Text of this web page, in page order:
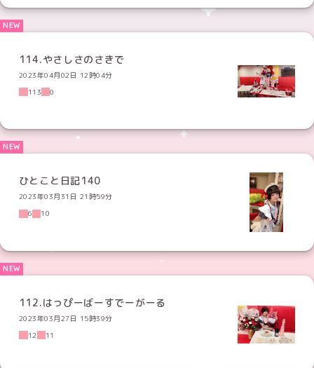
114.やさしさのさきで
2023年04月02日 12時04分
113
0
ひとこと日記140
2023年03月31日 21時59分
6
10
112.はっぴーばーすでーがーる
2023年03月27日 15時39分
12
11